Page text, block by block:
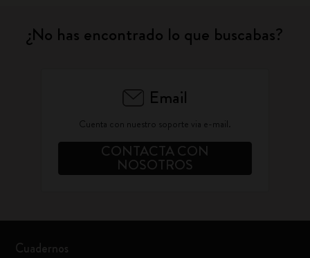
¿No has encontrado lo que buscabas?
Email
Cuenta con nuestro soporte via e-mail.
CONTACTA CON
NOSOTROS
Cuadernos